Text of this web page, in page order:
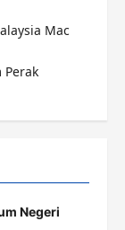
Mac
Perak
Negeri